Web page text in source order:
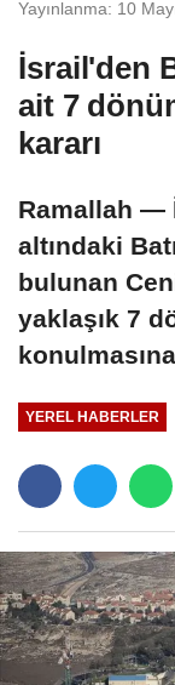
Yayınlanma: 10
İsrail'den
ait 7
kararı
Ramallah —
altındaki
bulunan
yaklaşık 7
YEREL HABERLER